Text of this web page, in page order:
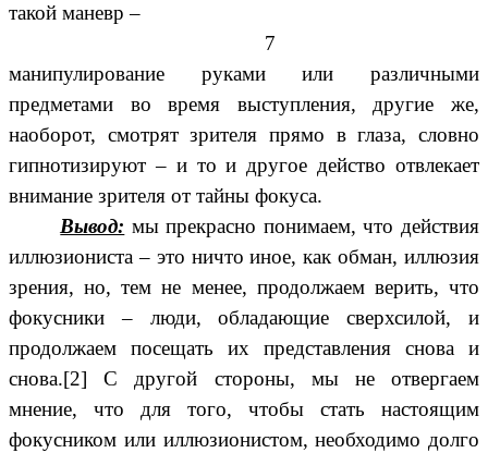
такой маневр –
7
манипулирование руками или различными
предметами во время выступления, другие же,
наоборот, смотрят зрителя прямо в глаза, словно
гипнотизируют – и то и другое действо отвлекает
внимание зрителя от тайны фокуса.
Вывод: мы прекрасно понимаем, что действия
иллюзиониста – это ничто иное, как обман, иллюзия
зрения, но, тем не менее, продолжаем верить, что
фокусники – люди, обладающие сверхсилой, и
продолжаем посещать их представления снова и
снова.[2] С другой стороны, мы не отвергаем
мнение, что для того, чтобы стать настоящим
фокусником или иллюзионистом, необходимо долго